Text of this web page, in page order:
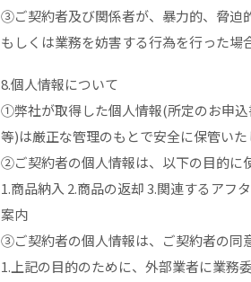
③ご契約者及び関係者が、暴力的、脅迫
もしくは業務を妨害する行為を行った場
8.個人情報について
①弊社が取得した個人情報(所定のお申
等)は厳正な管理のもとで安全に保管いた
②ご契約者の個人情報は、以下の目的に
1.商品納入 2.商品の返却 3.関連するアフ
案内
③ご契約者の個人情報は、ご契約者の同
1.上記の目的のために、外部業者に業務